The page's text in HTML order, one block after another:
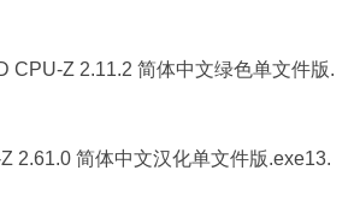
CPU-Z 2.11.2 简体中文绿色单文件版.
2.61.0 简体中文汉化单文件版.exe13.